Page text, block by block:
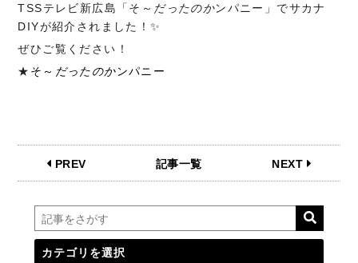
TSSテレビ新広島「そ～ だったのかンパニー」でサカナ
DIYが紹介されました！✨
ぜひご覧ください！
★ そ～ だったのかンパニー
PREV 記事一覧 NEXT